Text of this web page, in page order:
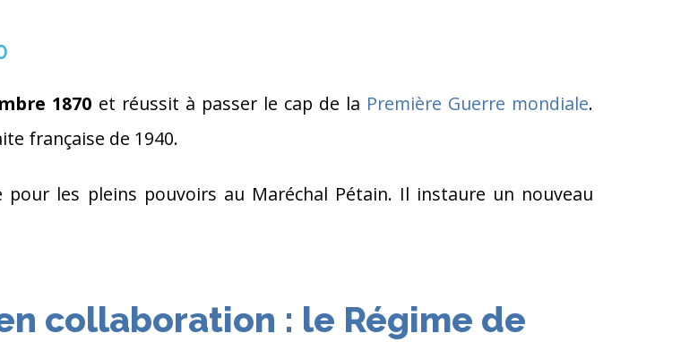
1870 et réussit à passer le cap de la Première Guerre mondiale.
française de 1940.
pour les pleins pouvoirs au Maréchal Pétain. Il instaure un nouveau
collaboration : le Régime de